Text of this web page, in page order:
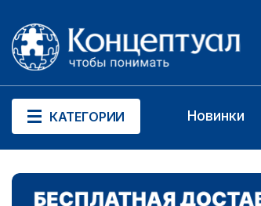
КАТЕГОРИИ Новинки